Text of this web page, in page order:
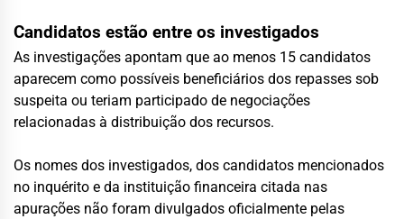
Candidatos estão entre os investigados
As investigações apontam que ao menos 15 candidatos
aparecem como possíveis beneficiários dos repasses sob
suspeita ou teriam participado de negociações
relacionadas à distribuição dos recursos.
Os nomes dos investigados, dos candidatos mencionados
no inquérito e da instituição financeira citada nas
apurações não foram divulgados oficialmente pelas